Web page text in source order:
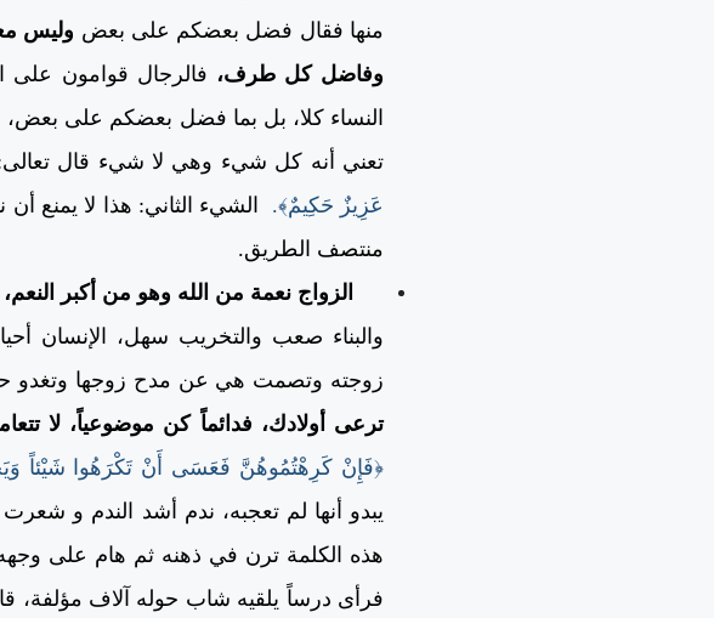
منها فقال فضل بعضكم على بعض وليس
وفاضل كل طرف، فالرجال قوامون
النساء كلا، بل بما فضل بعضكم على بعض،
تعني أنه كل شيء وهي لا شيء قال
عَزِيزٌ حَكِيمٌ﴾.
الشيء الثاني: هذا لا يمنع
منتصف الطريق.
الزواج نعمة من الله وهو من أكبر
والبناء صعب والتخريب سهل، الإنسان
زوجته وتصمت هي عن مدح زوجها وتغدو
ترعى أولادك، فدائماً كن موضوعياً، لا
﴿فَإِنْ كَرِهْتُمُوهُنَّ فَعَسَى أَنْ تَكْرَهُوا شَيْئاً
يبدو أنها لم تعجبه، ندم أشد الندم و
هذه الكلمة ترن في ذهنه ثم هام على
فرأى درساً يلقيه شاب حوله آلاف مؤلفة،